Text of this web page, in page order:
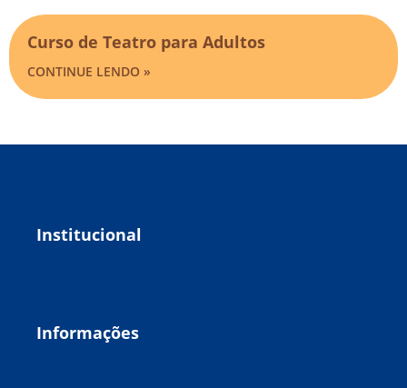
Curso de Teatro para Adultos
CONTINUE LENDO »
Institucional
Informações